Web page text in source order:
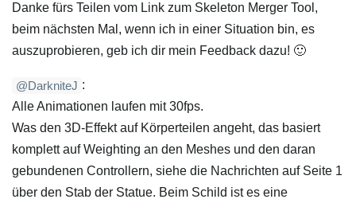
Danke fürs Teilen vom Link zum Skeleton Merger Tool,
beim nächsten Mal, wenn ich in einer Situation bin, es
auszuprobieren, geb ich dir mein Feedback dazu! 🙂
@DarkniteJ :
Alle Animationen laufen mit 30fps.
Was den 3D-Effekt auf Körperteilen angeht, das basiert
komplett auf Weighting an den Meshes und den daran
gebundenen Controllern, siehe die Nachrichten auf Seite 1
über den Stab der Statue. Beim Schild ist es eine